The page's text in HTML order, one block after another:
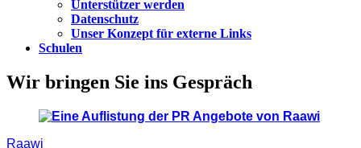
Unterstützer werden
Datenschutz
Unser Konzept für externe Links
Schulen
Wir bringen Sie ins Gespräch
Raawi